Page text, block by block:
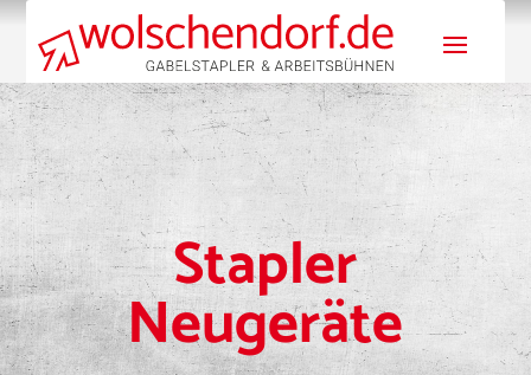
Stapler
Neugeräte